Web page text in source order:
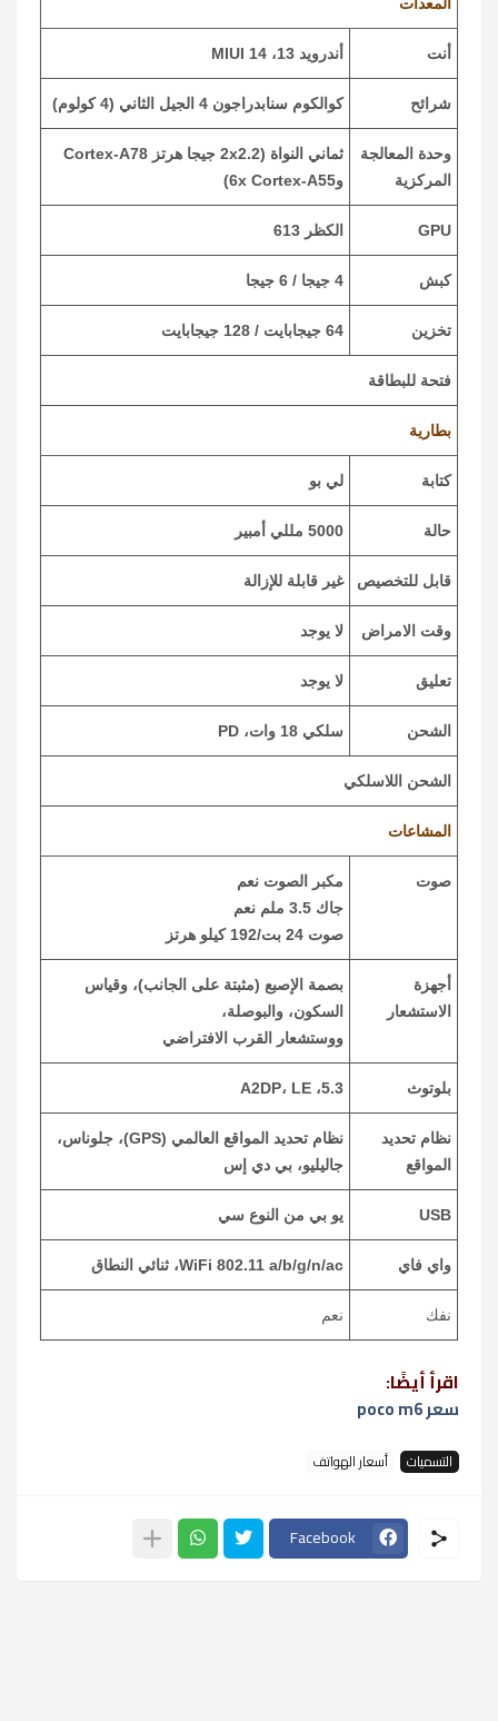
أنت أندرويد 13، MIUI 14
شرائح كوالكوم سنابدراجون 4 الجيل الثاني (4 كولوم)
وحدة المعالجة
المركزية
ثماني النواة (2x2.2 جيجا هرتز Cortex-A78
و6x Cortex-A55)
GPU الكظر 613
كبش 4 جيجا / 6 جيجا
تخزين 64 جيجابايت / 128 جيجابايت
فتحة للبطاقة
بطارية
كتابة لي بو
حالة 5000 مللي أمبير
قابل للتخصيص غير قابلة للإزالة
وقت الامراض لا يوجد
تعليق لا يوجد
الشحن سلكي 18 وات، PD
الشحن اللاسلكي
المشاعات
صوت
مكبر الصوت نعم
جاك 3.5 ملم نعم
صوت 24 بت/192 كيلو هرتز
أجهزة
الاستشعار
بصمة الإصبع (مثبتة على الجانب)، وقياس
السكون، والبوصلة،
ووستشعار القرب الافتراضي
بلوتوث 5.3، A2DP، LE
نظام تحديد
المواقع
نظام تحديد المواقع العالمي (GPS)، جلوناس،
جاليليو، بي دي إس
USB يو بي من النوع سي
واي فاي WiFi 802.11 a/b/g/n/ac، ثنائي النطاق
نفك نعم
اقرأ أيضًا:
سعر poco m6
التسميات أسعار الهواتف
Facebook